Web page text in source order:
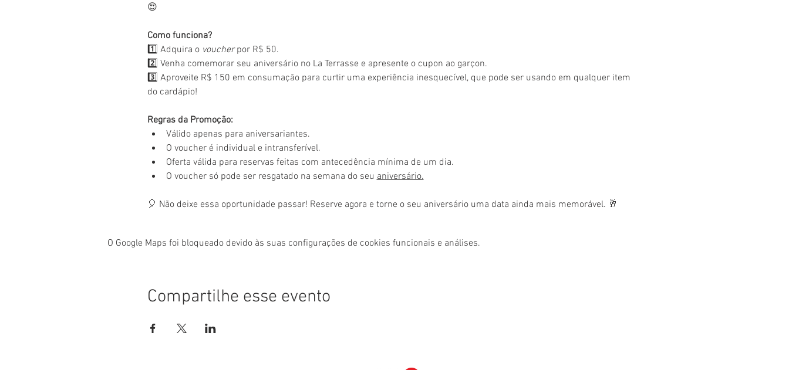
😍
Como funciona?
1️⃣ Adquira o voucher por R$ 50.
2️⃣ Venha comemorar seu aniversário no La Terrasse e apresente o cupon ao garçon.
3️⃣ Aproveite R$ 150 em consumação para curtir uma experiência inesquecível, que pode ser usando em qualquer item
do cardápio!
Regras da Promoção:
Válido apenas para aniversariantes.
O voucher é individual e intransferível.
Oferta válida para reservas feitas com antecedência mínima de um dia.
O voucher só pode ser resgatado na semana do seu aniversário.
🎈 Não deixe essa oportunidade passar! Reserve agora e torne o seu aniversário uma data ainda mais memorável. 🥂
O Google Maps foi bloqueado devido às suas configurações de cookies funcionais e análises.
Compartilhe esse evento